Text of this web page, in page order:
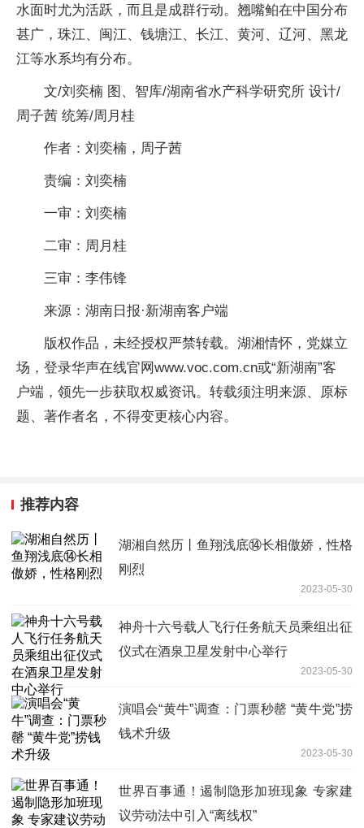
水面时尤为活跃，而且是成群行动。翘嘴鲌在中国分布
甚广，珠江、闽江、钱塘江、长江、黄河、辽河、黑龙
江等水系均有分布。
文/刘奕楠 图、智库/湖南省水产科学研究所 设计/
周子茜 统筹/周月桂
作者：刘奕楠，周子茜
责编：刘奕楠
一审：刘奕楠
二审：周月桂
三审：李伟锋
来源：湖南日报·新湖南客户端
版权作品，未经授权严禁转载。湖湘情怀，党媒立
场，登录华声在线官网www.voc.com.cn或“新湖南”客
户端，领先一步获取权威资讯。转载须注明来源、原标
题、著作者名，不得变更核心内容。
推荐内容
湖湘自然历丨鱼翔浅底⑭长相傲娇，性格
刚烈
2023-05-30
神舟十六号载人飞行任务航天员乘组出征
仪式在酒泉卫星发射中心举行
2023-05-30
演唱会“黄牛”调查：门票秒罄 “黄牛党”捞
钱术升级
2023-05-30
世界百事通！遏制隐形加班现象 专家建
议劳动法中引入“离线权”